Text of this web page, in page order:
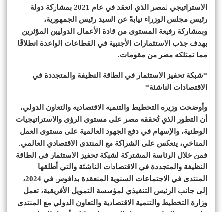
الاستراتيجي لمصر الذي انعقد في عام 2021 بمشاركة دولة
رئيس مجلس الوزراء نيابةً عن السيد رئيس الجمهورية،
وبمشاركة رفيعة المستوى من قادة الأعمال الدوليين المؤثرين
بهدف جذب الاستثمارات الأجنبية في القطاعات الواعدة انطلاقًا
مما تمتلكه مصر من مقومات.
*شبكة تحفيز الاستثمار في الطاقة النظيفة والمتجددة في
الاقتصادات الناشئة*
وأوضحت وزيرة التخطيط والتنمية الاقتصادية والتعاون الدولي،
أن التطور الذي تُحققه مصر على مستوى الرؤى والاستراتيجيات
الوطنية، والإسهام في دفع الجهود العالمية على مستوى العمل
المناخي، ينعكس على الشراكة مع المنتدى الاقتصادي العالمي.
فمن خلال الرئاسة المشتركة لشبكة تحفيز الاستثمار في الطاقة
النظيفة والمتجددة في الاقتصادات الناشئة والتي أطلقها
المنتدى في الاجتماعات السنوية المنعقدة بدافوس في 2024،
إلى جانب الرئيس التنفيذي لمؤسسة التمويل الأفريقية، تعمل
وزارة التخطيط والتنمية الاقتصادية والتعاون الدولي مع المنتدى